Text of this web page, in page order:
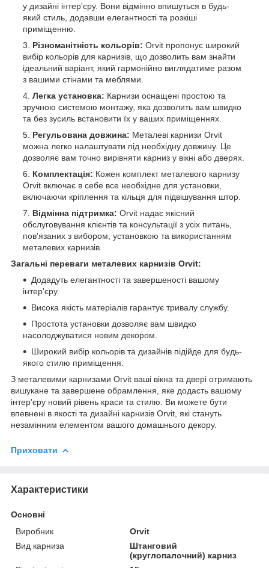
у дизайні інтер'єру. Вони відмінно впишуться в будь-
який стиль, додавши елегантності та розкіші
приміщенню.
Різноманітність кольорів: Orvit пропонує широкий
вибір кольорів для карнизів, що дозволить вам знайти
ідеальний варіант, який гармонійно виглядатиме разом
з вашими стінами та меблями.
Легка установка: Карнизи оснащені простою та
зручною системою монтажу, яка дозволить вам швидко
та без зусиль встановити їх у ваших приміщеннях.
Регульована довжина: Металеві карнизи Orvit
можна легко налаштувати під необхідну довжину. Це
дозволяє вам точно вирівняти карниз у вікні або дверях.
Комплектація: Кожен комплект металевого карнизу
Orvit включає в себе все необхідне для установки,
включаючи кріплення та кільця для підвішування штор.
Відмінна підтримка: Orvit надає якісний
обслуговування клієнтів та консультації з усіх питань,
пов'язаних з вибором, установкою та використанням
металевих карнизів.
Загальні переваги металевих карнизів Orvit:
Додадуть елегантності та завершеності вашому
інтер'єру.
Висока якість матеріалів гарантує тривалу службу.
Простота установки дозволяє вам швидко
насолоджуватися новим декором.
Широкий вибір кольорів та дизайнів підійде для будь-
якого стилю приміщення.
З металевими карнизами Orvit ваші вікна та двері отримають
вишукане та завершене обрамлення, яке додасть вашому
інтер'єру новий рівень краси та стилю. Ви можете бути
впевнені в якості та дизайні карнизів Orvit, які стануть
незамінним елементом вашого домашнього декору.
Приховати
Характеристики
Основні
Виробник
Orvit
Вид карниза
Штанговий
(круглопалочний) карниз